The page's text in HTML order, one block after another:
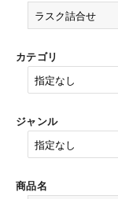
カテゴリ
ジャンル
商品名